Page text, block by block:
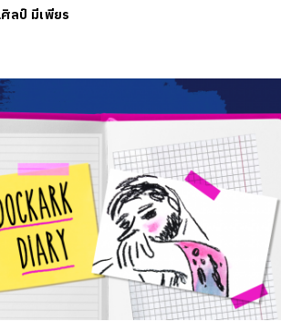
ลป์ มีเพียร